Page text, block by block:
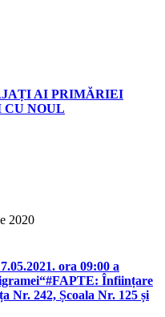
AI PRIMĂRIEI
CU NOUL
2020
ora 09:00 a
Înființare
Nr. 242, Școala Nr. 125 și